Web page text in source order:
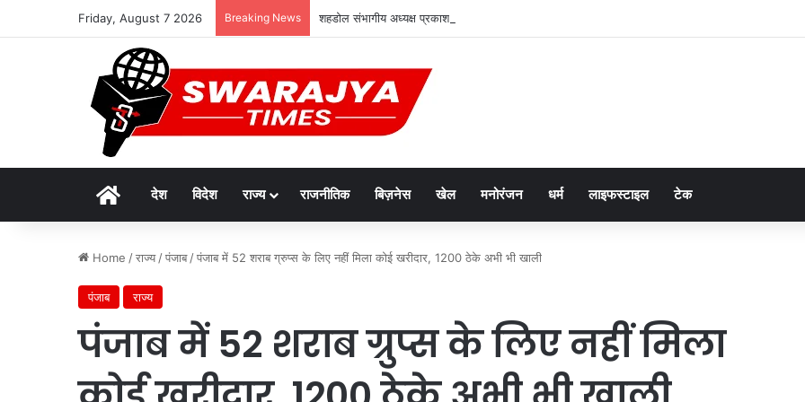
Friday, August 7 2026 Breaking News शहडोल संभागीय अध्यक्ष प्रकाश सोनी ने लगाए नीम के पौधे
Homeदेश विदेश राज्य राजनीतिक बिज़नेस खेल मनोरंजन धर्म लाइफस्टाइल टेक
Home /राज्य /पंजाब /पंजाब में 52 शराब ग्रुप्स के लिए नहीं मिला कोई खरीदार, 1200 ठेके अभी भी खाली
पंजाब राज्य
पंजाब में 52 शराब ग्रुप्स के लिए नहीं मिला